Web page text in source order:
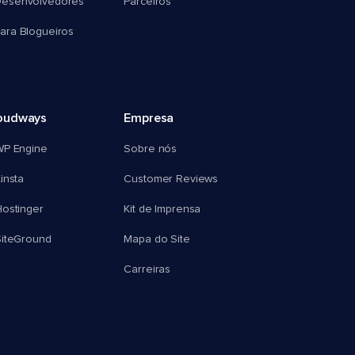
Blogueiros
Engine
Empresa
Sobre nós
Customer Reviews
Kit de Imprensa
Mapa do Site
Carreiras